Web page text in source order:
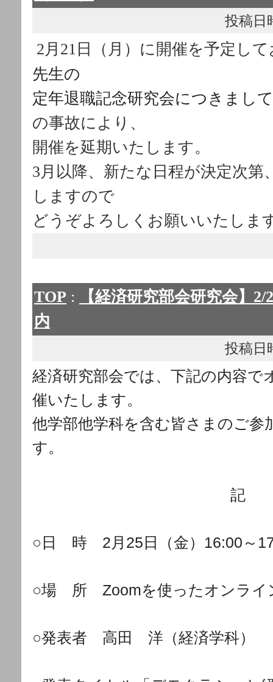
投稿日
2月21日（月）に開催を予定し
先生の
定年退職記念研究会につきまし
の事故により、
開催を延期いたします。
3月以降、新たな日程が決定次第
しますので
どうぞよろしくお願いいたしま
TOP :
【経済研究部会研究会】
内
投稿日
経済研究部会では、下記の内容で
催いたしま す。
他学部他学科を含む皆さまのご参
す。
記
○日 時 2月25日（金）16:00～
○場 所 Zoomを使ったオンライ
○発表者 高田 洋（経済学科）